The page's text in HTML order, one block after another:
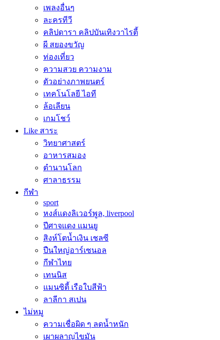
เพลงอื่นๆ
ละครทีวี
คลิปดารา คลิปบันเทิงวาไรตี้
ผี สยองขวัญ
ท่องเที่ยว
ความสวย ความงาม
ตัวอย่างภาพยนตร์
เทคโนโลยี ไอที
ล้อเลียน
เกมโชว์
Like สาระ
วิทยาศาสตร์
อาหารสมอง
ตำนานโลก
ศาลาธรรม
กีฬา
sport
หงส์แดงลิเวอร์พูล, liverpool
ปีศาจแดง แมนยู
สิงห์โตน้ำเงิน เชลซี
ปืนใหญ่อาร์เซนอล
กีฬาไทย
เทนนิส
แมนซิตี้ เรือใบสีฟ้า
ลาลีกา สเปน
ไม่หมู
ความเชื่อผิด ๆ ลดน้ำหนัก
เผาผลาญไขมัน